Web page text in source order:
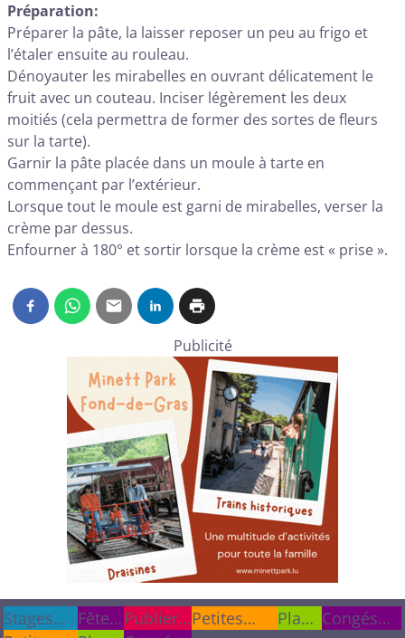
Préparation:
Préparer la pâte, la laisser reposer un peu au frigo et
l’étaler ensuite au rouleau.
Dénoyauter les mirabelles en ouvrant délicatement le
fruit avec un couteau. Inciser légèrement les deux
moitiés (cela permettra de former des sortes de fleurs
sur la tarte).
Garnir la pâte placée dans un moule à tarte en
commençant par l’extérieur.
Lorsque tout le moule est garni de mirabelles, verser la
crème par dessus.
Enfourner à 180° et sortir lorsque la crème est « prise ».
Publicité
Stages
Stages
Fêtes
Fêtes Publier
Publier
Petites
Plan Congés